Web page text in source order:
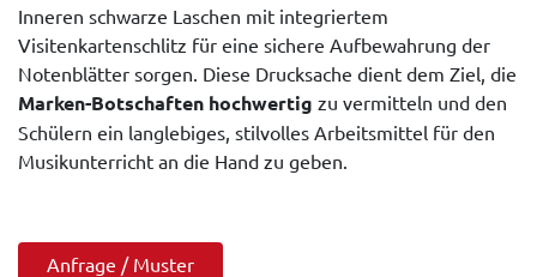
Inneren schwarze Laschen mit integriertem
Visitenkartenschlitz für eine sichere Aufbewahrung der
Notenblätter sorgen. Diese Drucksache dient dem Ziel, die
Marken-Botschaften hochwertig zu vermitteln und den
Schülern ein langlebiges, stilvolles Arbeitsmittel für den
Musikunterricht an die Hand zu geben.
Anfrage / Muster